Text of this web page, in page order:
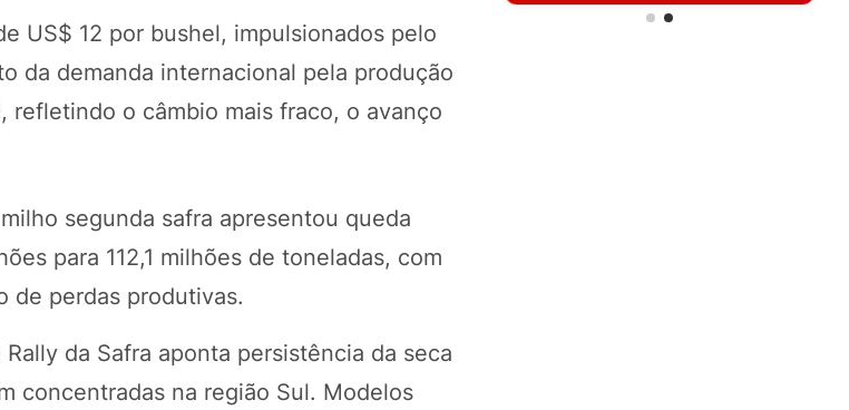
US$ 12 por bushel, impulsionados pelo
da demanda internacional pela produção
refletindo o câmbio mais fraco, o avanço
segunda safra apresentou queda
para 112,1 milhões de toneladas, com
de perdas produtivas.
da Safra aponta persistência da seca
concentradas na região Sul. Modelos